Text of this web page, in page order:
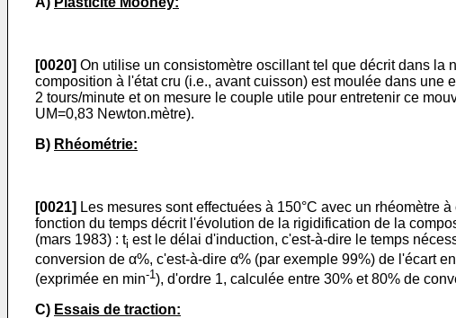
[0020] On utilise un consistomètre oscillant tel que décrit dans la
composition à l'état cru (i.e., avant cuisson) est moulée dans une
2 tours/minute et on mesure le couple utile pour entretenir ce
UM=0,83 Newton.mètre).
B) Rhéométrie:
[0021] Les mesures sont effectuées à 150°C avec un rhéomètre
fonction du temps décrit l'évolution de la rigidification de la
(mars 1983) : ti est le délai d'induction, c'est-à-dire le temps
conversion de α%, c'est-à-dire α% (par exemple 99%) de l'écart
(exprimée en min-1), d'ordre 1, calculée entre 30% et 80% de
C) Essais de traction: